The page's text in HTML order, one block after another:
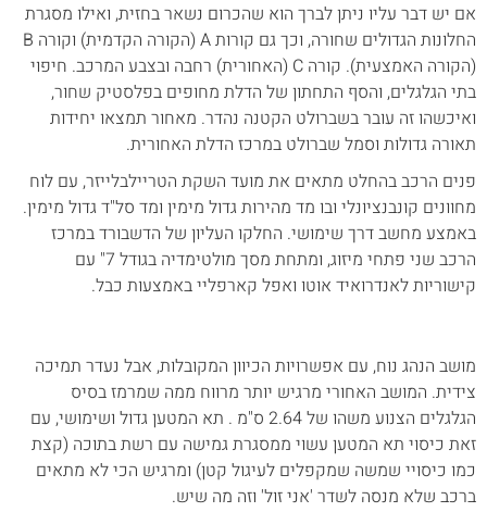
אם יש דבר עליו ניתן לברך הוא שהכרום נשאר בחזית, ואילו מסגרת
החלונות הגדולים שחורה, וכך גם קורות A (הקורה הקדמית) וקורה B
(הקורה האמצעית). קורה C (האחורית) רחבה ובצבע המרכב. חיפוי
בתי הגלגלים, והסף התחתון של הדלת מחופים בפלסטיק שחור,
ואיכשהו זה עובר בשברולט הקטנה נהדר. מאחור תמצאו יחידות
תאורה גדולות וסמל שברולט במרכז הדלת האחורית.
פנים הרכב בהחלט מתאים את מועד השקת הטריילבלייזר, עם לוח
מחוונים קונבנציונלי ובו מד מהירות גדול מימין ומד סל"ד גדול מימין.
באמצע מחשב דרך שימושי. החלקו העליון של הדשבורד במרכז
הרכב שני פתחי מיזוג, ומתחת מסך מולטימדיה בגודל 7" עם
קישוריות לאנדרואיד אוטו ואפל קארפליי באמצעות כבל.
מושב הנהג נוח, עם אפשרויות הכיוון המקובלות, אבל נעדר תמיכה
צידית. המושב האחורי מרגיש יותר מרווח ממה שמרמז בסיס
הגלגלים הצנוע משהו של 2.64 ס"מ . תא המטען גדול ושימושי, עם
זאת כיסוי תא המטען עשוי ממסגרת גמישה עם רשת בתוכה (קצת
כמו כיסויי שמשה שמקפלים לעיגול קטן) ומרגיש הכי לא מתאים
ברכב שלא מנסה לשדר 'אני זול' וזה מה שיש.